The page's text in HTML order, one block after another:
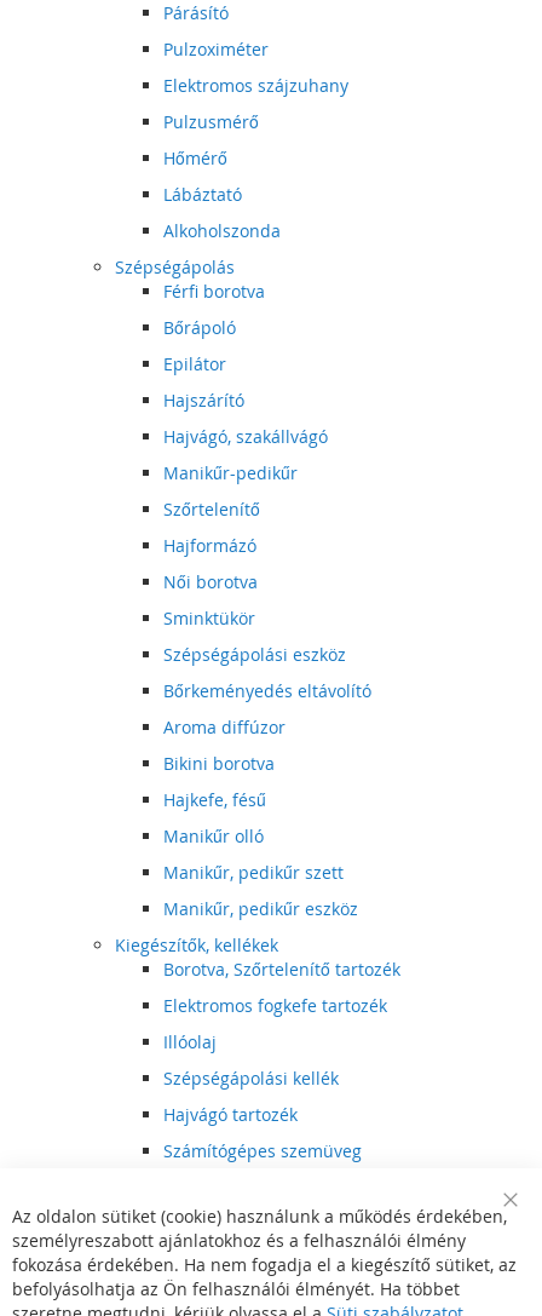
Párásító
Pulzoximéter
Elektromos szájzuhany
Pulzusmérő
Hőmérő
Lábáztató
Alkoholszonda
Szépségápolás
Férfi borotva
Bőrápoló
Epilátor
Hajszárító
Hajvágó, szakállvágó
Manikűr-pedikűr
Szőrtelenítő
Hajformázó
Női borotva
Sminktükör
Szépségápolási eszköz
Bőrkeményedés eltávolító
Aroma diffúzor
Bikini borotva
Hajkefe, fésű
Manikűr olló
Manikűr, pedikűr szett
Manikűr, pedikűr eszköz
Kiegészítők, kellékek
Borotva, Szőrtelenítő tartozék
Elektromos fogkefe tartozék
Illóolaj
Szépségápolási kellék
Hajvágó tartozék
Számítógépes szemüveg
Hajvágó kiegészítő
Szórakoztató elektronika
Multimédia
DVD, BluRay lejátszó
Bar
Az oldalon sütiket (cookie) használunk a működés érdekében,
személyreszabott ajánlatokhoz és a felhasználói élmény
fokozása érdekében. Ha nem fogadja el a kiegészítő sütiket, az
befolyásolhatja az Ön felhasználói élményét. Ha többet